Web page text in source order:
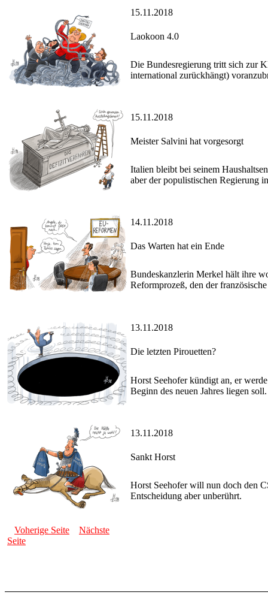
15.11.2018
Laokoon 4.0
Die Bundesregierung tritt sich zur
international zurückhängt)
15.11.2018
Meister Salvini hat vorgesorgt
Italien bleibt bei seinem
aber der populistischen Regierung
14.11.2018
Das Warten hat ein Ende
Bundeskanzlerin Merkel hält ihre
Reformprozeß, den der
13.11.2018
Die letzten Pirouetten?
Horst Seehofer kündigt an, er
Beginn des neuen Jahres liegen
13.11.2018
Sankt Horst
Horst Seehofer will nun doch den
Entscheidung aber unberührt.
Voherige Seite
Nächste
Seite